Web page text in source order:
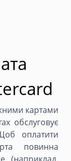
картами
обслуговує
оплатити
повинна